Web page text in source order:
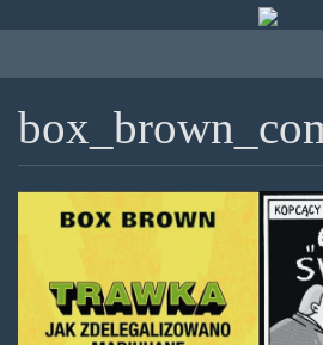
treści